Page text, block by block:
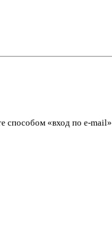
способом «вход по e-mail».